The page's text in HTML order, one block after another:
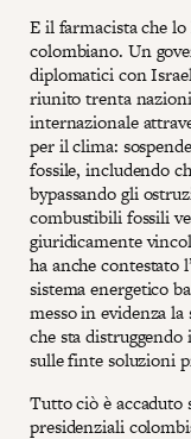
E il farmacista che
colombiano. Un
diplomatici con
riunito trenta
internazionale
per il clima:
fossile, includendo
bypassando gli
combustibili fossili
giuridicamente
ha anche contestato
sistema energetico
messo in evidenza
che sta
sulle finte soluzioni
Tutto ciò è accaduto
presidenziali